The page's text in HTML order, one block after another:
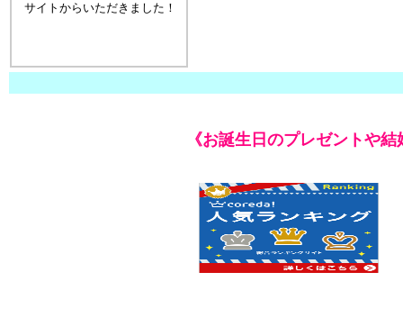
サイトからいただきました！
《お誕生日のプレゼントや